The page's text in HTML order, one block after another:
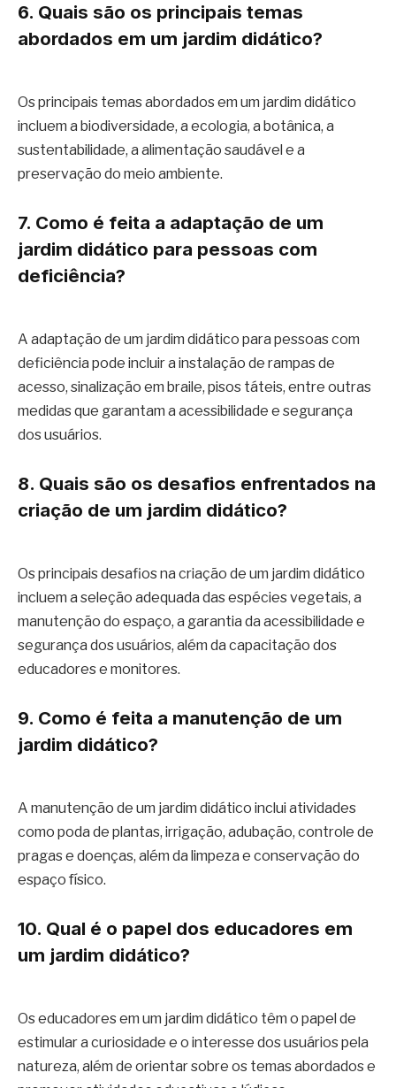
6. Quais são os principais temas
abordados em um jardim didático?
Os principais temas abordados em um jardim didático
incluem a biodiversidade, a ecologia, a botânica, a
sustentabilidade, a alimentação saudável e a
preservação do meio ambiente.
7. Como é feita a adaptação de um
jardim didático para pessoas com
deficiência?
A adaptação de um jardim didático para pessoas com
deficiência pode incluir a instalação de rampas de
acesso, sinalização em braile, pisos táteis, entre outras
medidas que garantam a acessibilidade e segurança
dos usuários.
8. Quais são os desafios enfrentados na
criação de um jardim didático?
Os principais desafios na criação de um jardim didático
incluem a seleção adequada das espécies vegetais, a
manutenção do espaço, a garantia da acessibilidade e
segurança dos usuários, além da capacitação dos
educadores e monitores.
9. Como é feita a manutenção de um
jardim didático?
A manutenção de um jardim didático inclui atividades
como poda de plantas, irrigação, adubação, controle de
pragas e doenças, além da limpeza e conservação do
espaço físico.
10. Qual é o papel dos educadores em
um jardim didático?
Os educadores em um jardim didático têm o papel de
estimular a curiosidade e o interesse dos usuários pela
natureza, além de orientar sobre os temas abordados e